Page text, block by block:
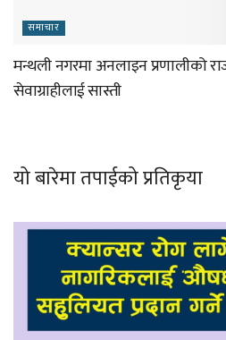
समाचार
मन्थली नगरमा अनलाइन प्रणालीको
सेवाग्राहीलाई सास्ती
यो बारेमा तपाईको प्रतिकृया